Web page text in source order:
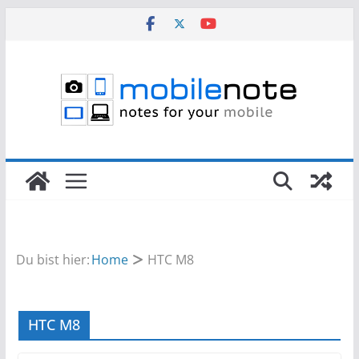
Du bist hier:Home HTC M8
HTC M8